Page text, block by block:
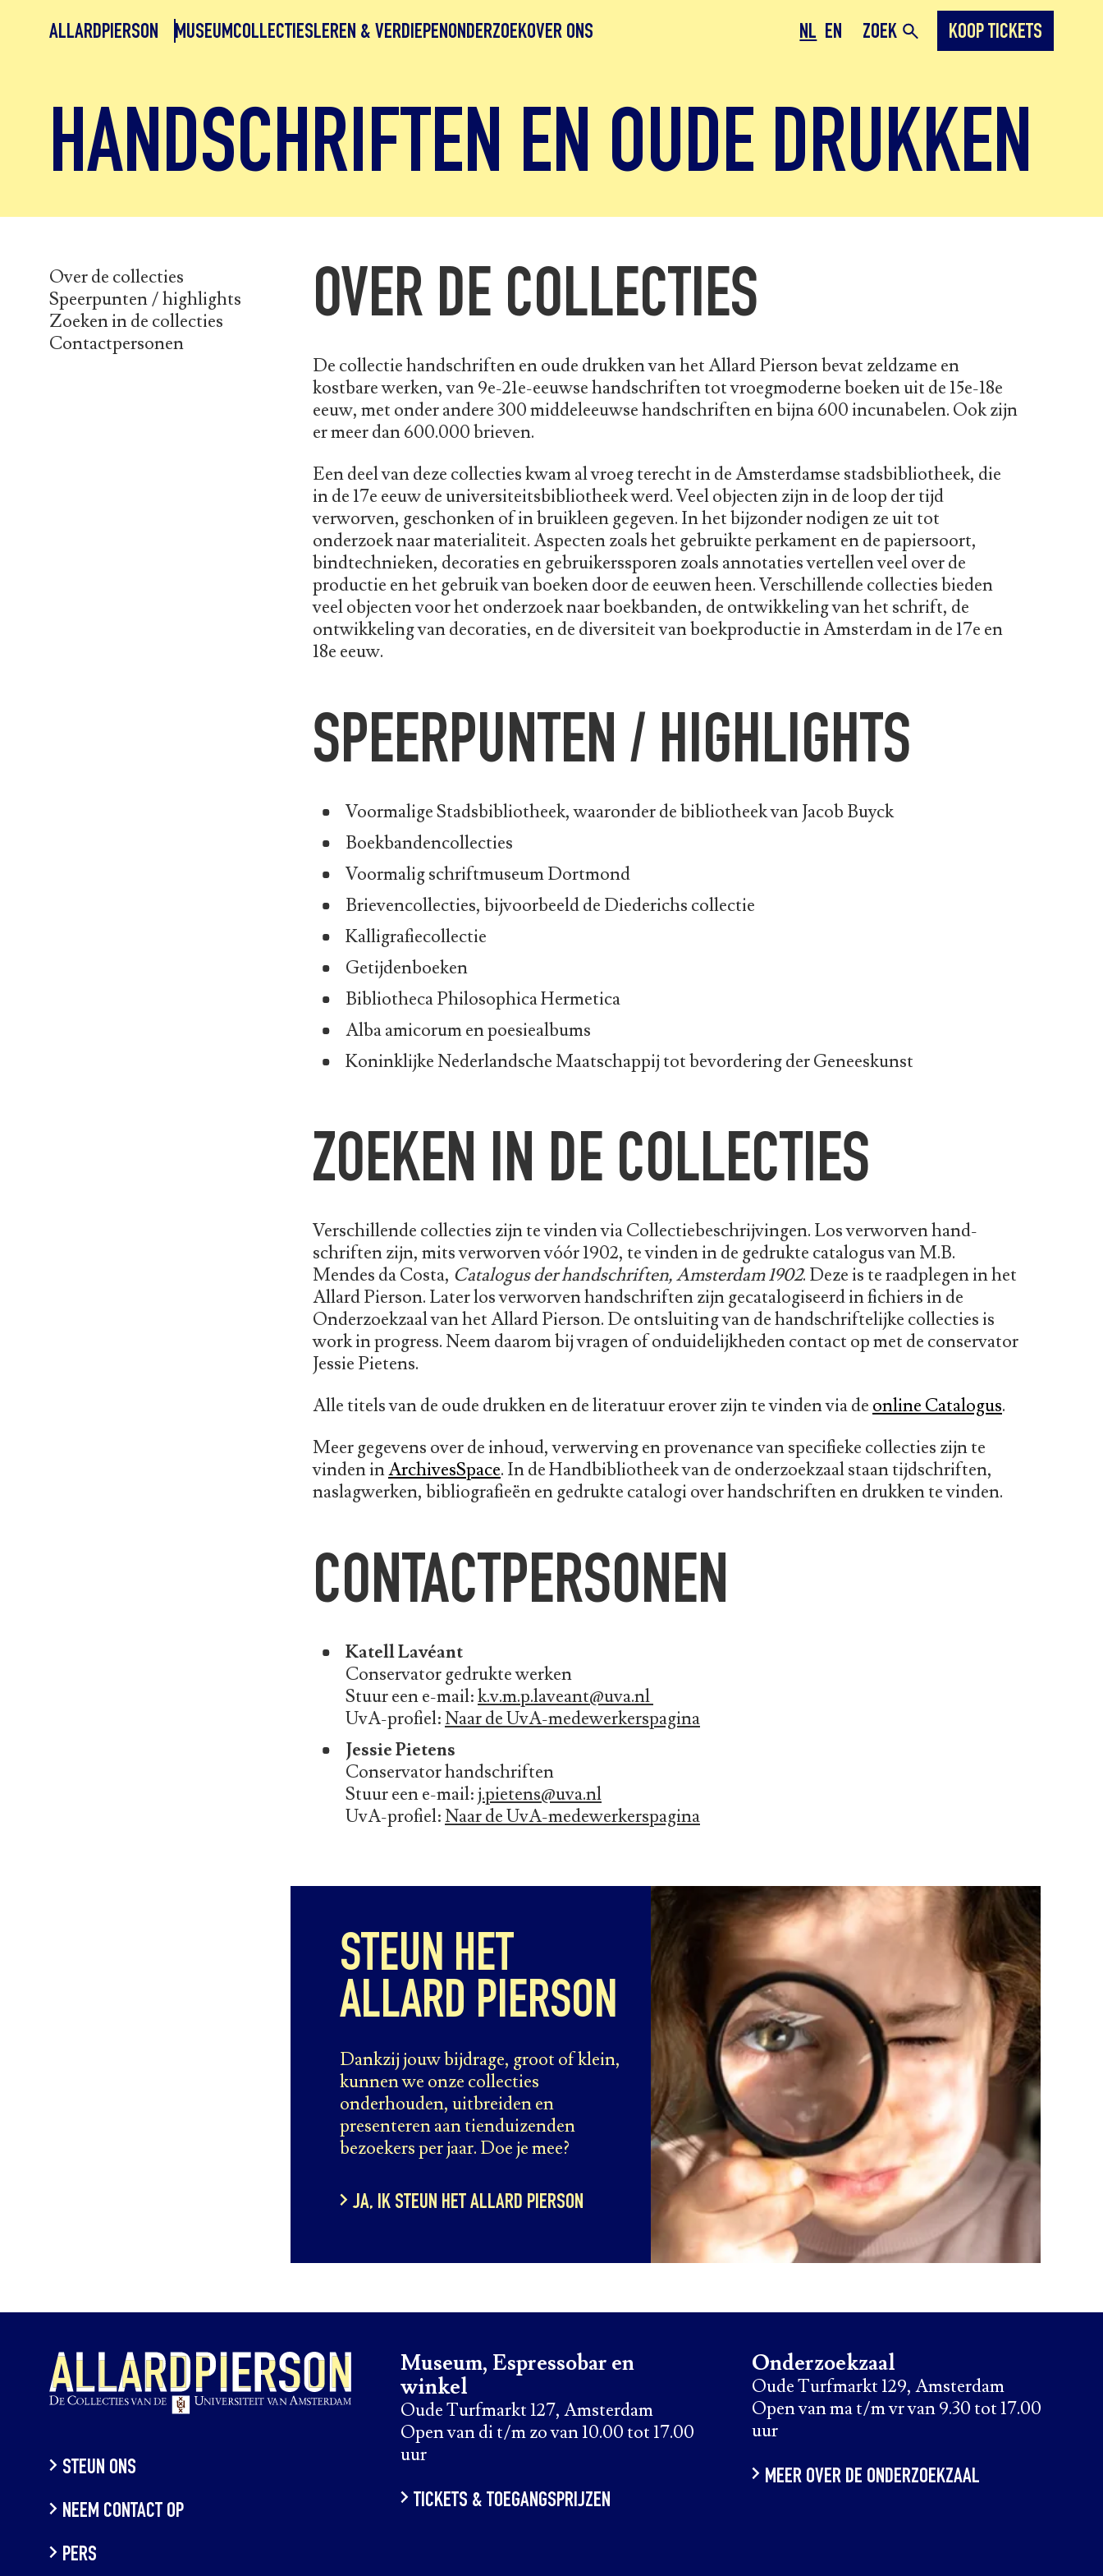
ALLARDPIERSON MUSEUMCOLLECTIESLEREN & VERDIEPENONDERZOEKOVER ONS NL EN ZOEK KOOP TICKETS
HANDSCHRIFTEN EN OUDE DRUKKEN
Over de collecties
Speerpunten / highlights
Zoeken in de collecties
Contactpersonen
OVER DE COLLECTIES
De collectie handschriften en oude drukken van het Allard Pierson bevat zeldzame en
kostbare werken, van 9e-21e-eeuwse handschriften tot vroegmoderne boeken uit de 15e-18e
eeuw, met onder andere 300 middeleeuwse handschriften en bijna 600 incunabelen. Ook zijn
er meer dan 600.000 brieven.
Een deel van deze collecties kwam al vroeg terecht in de Amsterdamse stadsbibliotheek, die
in de 17e eeuw de universiteitsbibliotheek werd. Veel objecten zijn in de loop der tijd
verworven, geschonken of in bruikleen gegeven. In het bijzonder nodigen ze uit tot
onderzoek naar materialiteit. Aspecten zoals het gebruikte perkament en de papiersoort,
bindtechnieken, decoraties en gebruikerssporen zoals annotaties vertellen veel over de
productie en het gebruik van boeken door de eeuwen heen. Verschillende collecties bieden
veel objecten voor het onderzoek naar boekbanden, de ontwikkeling van het schrift, de
ontwikkeling van decoraties, en de diversiteit van boekproductie in Amsterdam in de 17e en
18e eeuw.
SPEERPUNTEN / HIGHLIGHTS
Voormalige Stadsbibliotheek, waaronder de bibliotheek van Jacob Buyck
Boekbandencollecties
Voormalig schriftmuseum Dortmond
Brievencollecties, bijvoorbeeld de Diederichs collectie
Kalligrafiecollectie
Getijdenboeken
Bibliotheca Philosophica Hermetica
Alba amicorum en poesiealbums
Koninklijke Nederlandsche Maatschappij tot bevordering der Geneeskunst
ZOEKEN IN DE COLLECTIES
Verschillende collecties zijn te vinden via Collectiebeschrijvingen. Los verworven hand­
schriften zijn, mits verworven vóór 1902, te vinden in de gedrukte cata­logus van M.B.
Mendes da Costa, Catalogus der handschriften, Amster­dam 1902. Deze is te raadplegen in het
Allard Pierson. Later los verworven handschriften zijn gecatalogiseerd in fichiers in de
Onderzoekzaal van het Allard Pierson. De ontsluiting van de handschriftelijke collec­ties is
work in progress. Neem daarom bij vragen of onduidelijkheden contact op met de conservator
Jessie Pietens.
Alle titels van de oude drukken en de literatuur erover zijn te vinden via de online Catalogus.
Meer gegevens over de inhoud, verwerving en provenance van specifieke collecties zijn te
vinden inArchivesSpace. In de Handbibliotheek van de onderzoekzaal staan tijdschriften,
naslagwerken, bibliografieën en gedrukte catalogi over handschriften en drukken te vinden.
CONTACTPERSONEN
Katell Lavéant
Conservator gedrukte werken
Stuur een e-mail:k.v.m.p.laveant@uva.nl
UvA-profiel: Naar de UvA-medewerkerspagina
Jessie Pietens
Conservator handschriften
Stuur een e-mail:j.pietens@uva.nl
UvA-profiel: Naar de UvA-medewerkerspagina
STEUN HET
ALLARD PIERSON
Dankzij jouw bijdrage, groot of klein,
kunnen we onze collecties
onderhouden, uitbreiden en
presenteren aan tienduizenden
bezoekers per jaar. Doe je mee?
JA, IK STEUN HET ALLARD PIERSON
STEUN ONS
NEEM CONTACT OP
PERS
Museum, Espressobar en
winkel
Oude Turfmarkt 127, Amsterdam
Open van di t/m zo van 10.00 tot 17.00
uur
TICKETS & TOEGANGSPRIJZEN
Onderzoekzaal
Oude Turfmarkt 129, Amsterdam
Open van ma t/m vr van 9.30 tot 17.00
uur
MEER OVER DE ONDERZOEKZAAL